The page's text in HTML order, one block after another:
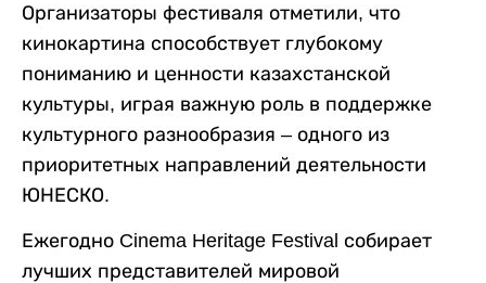
Организаторы фестиваля отметили, что
кинокартина способствует глубокому
пониманию и ценности казахстанской
культуры, играя важную роль в поддержке
культурного разнообразия – одного из
приоритетных направлений деятельности
ЮНЕСКО.
Ежегодно Cinema Heritage Festival собирает
лучших представителей мировой